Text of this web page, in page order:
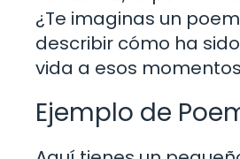
¿Te imaginas un
describir cómo ha
vida a esos
Ejemplo de